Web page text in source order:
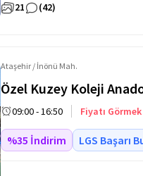
21 (42)
Ataşehir / İnönü Mah.
Özel Kuzey Koleji
09:00 - 16:50 Fiyatı
%35 İndirim LGS Başarı